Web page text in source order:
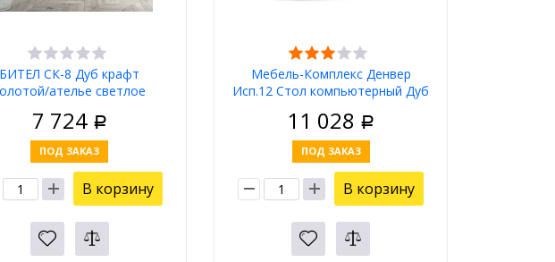
БИТЕЛ СК-8 Дуб крафт
ателье светлое
7 724 Р
ПОД ЗАКАЗ
В корзину
Мебель-Комплекс Денвер
Исп.12 Стол компьютерный Дуб
11 028 Р
ПОД ЗАКАЗ
В корзину